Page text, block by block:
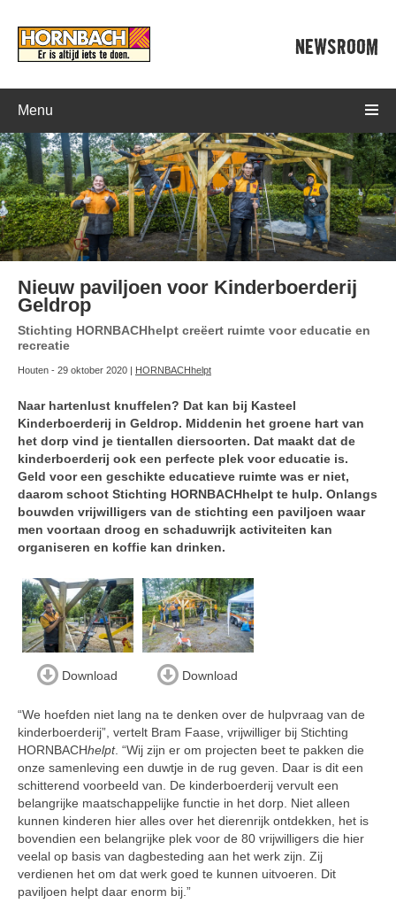
NEWSROOM
Menu
Nieuw paviljoen voor Kinderboerderij
Geldrop
Stichting HORNBACHhelpt creëert ruimte voor educatie en
recreatie
Houten - 29 oktober 2020 | HORNBACHhelpt
Naar hartenlust knuffelen? Dat kan bij Kasteel
Kinderboerderij in Geldrop. Middenin het groene hart van
het dorp vind je tientallen diersoorten. Dat maakt dat de
kinderboerderij ook een perfecte plek voor educatie is.
Geld voor een geschikte educatieve ruimte was er niet,
daarom schoot Stichting HORNBACHhelpt te hulp. Onlangs
bouwden vrijwilligers van de stichting een paviljoen waar
men voortaan droog en schaduwrijk activiteiten kan
organiseren en koffie kan drinken.
Download Download
“We hoefden niet lang na te denken over de hulpvraag van de
kinderboerderij”, vertelt Bram Faase, vrijwilliger bij Stichting
HORNBACHhelpt. “Wij zijn er om projecten beet te pakken die
onze samenleving een duwtje in de rug geven. Daar is dit een
schitterend voorbeeld van. De kinderboerderij vervult een
belangrijke maatschappelijke functie in het dorp. Niet alleen
kunnen kinderen hier alles over het dierenrijk ontdekken, het is
bovendien een belangrijke plek voor de 80 vrijwilligers die hier
veelal op basis van dagbesteding aan het werk zijn. Zij
verdienen het om dat werk goed te kunnen uitvoeren. Dit
paviljoen helpt daar enorm bij.”